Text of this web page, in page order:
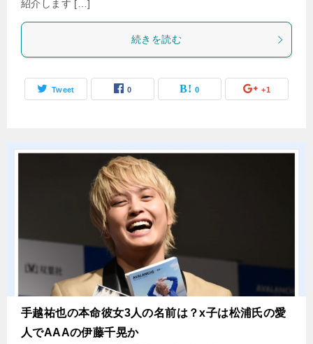
紹介します […]
続きを読む
Tweet 0 0 +1
手越祐也の本命彼女3人の名前は？x子は松浦氏の愛
人でAAAの伊藤千晃か